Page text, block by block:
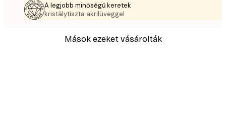
A legjobb minőségű keretek
kristálytiszta akrilüveggel
Mások ezeket vásárolták